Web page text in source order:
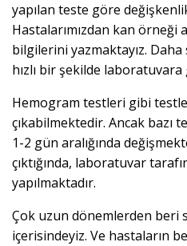
yapılan teste göre
Hastalarımızdan kan örneği
bilgilerini yazmaktayız.
hızlı bir şekilde
Hemogram testleri gibi
çıkabilmektedir. Ancak bazı
1-2 gün aralığında
çıktığında, laboratuvar
yapılmaktadır.
Çok uzun dönemlerden beri
içerisindeyiz. Ve hastaların